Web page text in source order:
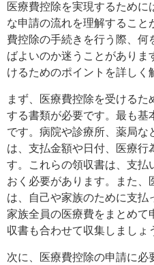
医療費控除を実現するため
な申請の流れを理解すること
費控除の手続きを行う際、
ばよいのか迷うことがありま
けるためのポイントを詳しく
まず、医療費控除を受ける
する書類が必要です。最も基
です。病院や診療所、薬局な
は、支払金額や日付、医療行
す。これらの領収書は、支払
おく必要があります。また、
は、自己や家族のために支払
家族全員の医療費をまとめて
収書も合わせて収集しましょ
次に、医療費控除の申請に必